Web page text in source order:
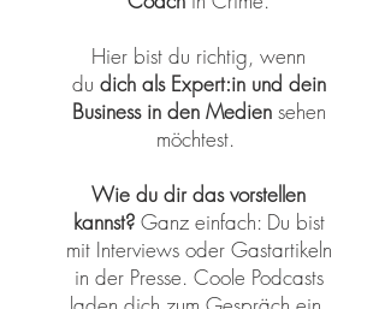
Hier bist du richtig, wenn
du dich als Expert:in und dein
Business in den Mediensehen
möchtest.
Wie du dir das vorstellen
kannst? Ganz einfach: Du bist
mit Interviews oder Gastartikeln
in der Presse. Coole Podcasts